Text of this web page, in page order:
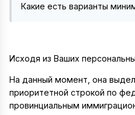
Какие есть варианты
Исходя из Ваших
На данный момент, она
приоритетной строкой по
провинциальным